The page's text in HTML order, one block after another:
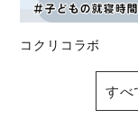
コクリコラボ
すべ